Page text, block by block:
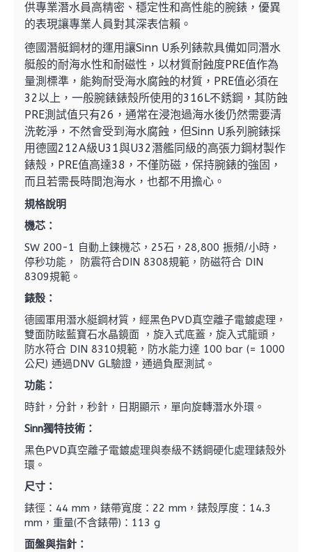
供專業潛水員高精密、穩定性和高性能的腕錶，優異
的表現讓專業人員對其深表信賴。
德國潛艇鋼材的運用讓Sinn U系列錶款具備如同潛水
艇般的耐海水性和耐磁性，以材質耐蝕度PRE值作為
量測標準，能夠耐受海水腐蝕的材質，PRE值必須在
32以上，一般腕錶錶殼所使用的316L不銹鋼，其防蝕
PRE測試值只有26，通常在浸泡過海水後仍然需要清
洗乾淨，不然會受到海水腐蝕，但Sinn U系列腕錶採
用德國212A級U31與U32潛艦同級的高張力鋼材製作
錶殼，PRE值高達38，不僅防磁，保持腕錶的強固，
而且若需長時間泡海水，也都不用擔心。
規格說明
機芯：
SW 200-1 自動上鍊機芯，25石，28,800 振頻/小時，
停秒功能， 防震符合DIN 8308規範，防磁符合 DIN
8309規範。
錶殼：
德國軍用潛水艇鋼材質，經黑色PVD真空離子電鍍處理，
雙面防眩藍寶石水晶鏡面 ，旋入式底蓋，旋入式龍頭，
防水符合 DIN 8310規範，防水能力達 100 bar (= 1000
公尺) 通過DNV GL驗證，通過負壓測試。
功能：
時針，分針，秒針，日期顯示，單向旋轉潛水外環。
Sinn獨特技術：
黑色PVD真空離子電鍍處理與泰級不銹鋼硬化處理錶殼外
環。
尺寸：
錶徑：44 mm，錶帶寬度：22 mm，錶殼厚度：14.3
mm，重量(不含錶帶)：113 g
面盤與指針：